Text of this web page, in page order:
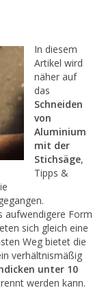
In diesem
Artikel wird
näher auf
das
Schneiden
von
Aluminium
mit der
Stichsäge,
Tipps &
aufwendigere Form
sich gleich eine
Weg bietet die
verhältnismäßig
unter 10
werden kann.